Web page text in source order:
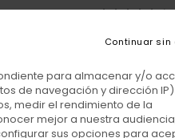
5.0
ECO-BONUS
9,37 €
OFERTAS
DOBLE PROMO -
para almacenar y/o
de navegación y dirección IP)
medir el rendimiento de la
mejor a nuestra
sus opciones para
Continuar sin